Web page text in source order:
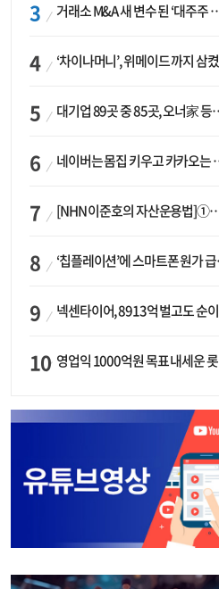
거래소 M&A 새 변수 된 ‘대주주 심사’…네이버·두나무 결합도 영향권
‘차이나머니’, 위메이드 까지 삼켰다… K콘텐츠, 글로벌 확장에도 中 투자 ‘경계령’
대기업 89곳 중 85곳, 오너家 등기임원 겸직…BS 46곳·SM 45곳 ‘족벌경영’ 고착화
네이버는 몸집 키우고 카카오는 줄였다…‘역대급 실적’에 성장전략은 ‘극과 극’
[NHN 이준호의 자산운용법]①이니시오·JLC ‘부동산’-JLC파트너스 ‘투자’…“부동산 담보대출로 투자재원 확보”
‘칩플레이션’에 스마트폰 원가 급등…삼성전자, ‘엑시노스’ 채택 확대하나
넥센타이어, 8913억 벌고도 순이익 2억…유럽 세부담에 이익 증발
영업익 1000억원 목표 내세운 롯데마트…하반기 ‘오카도’ 시험대